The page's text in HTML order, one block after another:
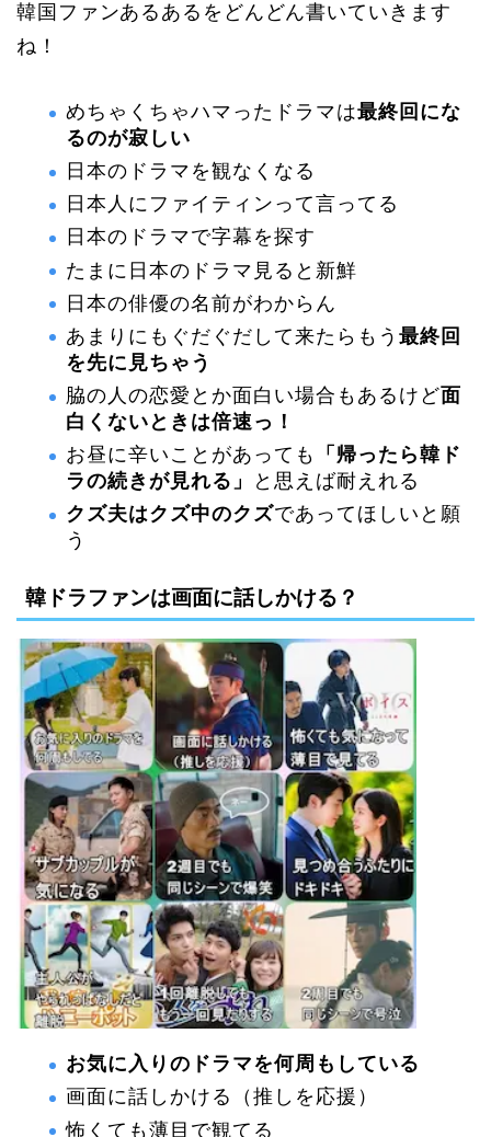
韓国ファンあるあるをどんどん書いていきます
ね！
めちゃくちゃハマったドラマは最終回にな
るのが寂しい
日本のドラマを観なくなる
日本人にファイティンって言ってる
日本のドラマで字幕を探す
たまに日本のドラマ見ると新鮮
日本の俳優の名前がわからん
あまりにもぐだぐだして来たらもう 最終回
を先に見ちゃう
脇の人の恋愛とか面白い場合もあるけど面
白くないときは倍速っ！
お昼に辛いことがあっても
「帰ったら韓ド
ラの続きが見れる」
と思えば耐えれる
クズ夫はクズ中のクズであってほしいと願
う
韓ドラファンは画面に話しかける？
お気に入りのドラマを何周もしている
画面に話しかける（推しを応援）
怖くても薄目で観てる